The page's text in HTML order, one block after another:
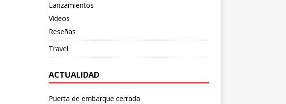
Lanzamientos
Videos
Reseñas
Travel
ACTUALIDAD
Puerta de embarque cerrada